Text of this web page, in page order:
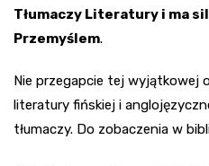
Tłumaczy Literatury i ma
Przemyślem.
Nie przegapcie tej wyjątkowej
literatury fińskiej i
tłumaczy. Do zobaczenia w